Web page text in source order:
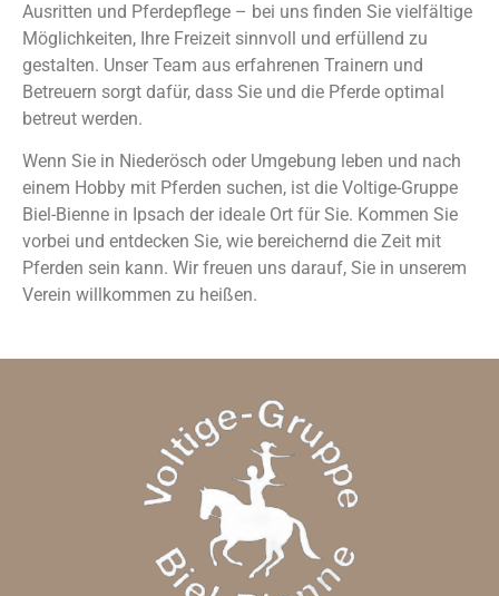
Ausritten und Pferdepflege – bei uns finden Sie vielfältige
Möglichkeiten, Ihre Freizeit sinnvoll und erfüllend zu
gestalten. Unser Team aus erfahrenen Trainern und
Betreuern sorgt dafür, dass Sie und die Pferde optimal
betreut werden.
Wenn Sie in Niederösch oder Umgebung leben und nach
einem Hobby mit Pferden suchen, ist die Voltige-Gruppe
Biel-Bienne in Ipsach der ideale Ort für Sie. Kommen Sie
vorbei und entdecken Sie, wie bereichernd die Zeit mit
Pferden sein kann. Wir freuen uns darauf, Sie in unserem
Verein willkommen zu heißen.